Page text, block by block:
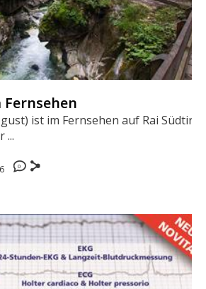
ist im Fernsehen auf Rai Südtirol
...
0